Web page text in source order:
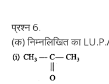
प्रश्न 6.
(क) निम्नलिखित का